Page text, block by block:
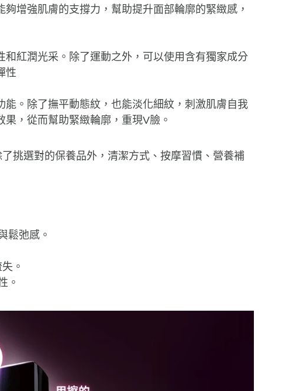
增強肌膚的支撐力，幫助提升面部輪廓的緊緻感，
紅潤光采。除了運動之外，可以使用含有獨家成分
性
。除了撫平動態紋，也能淡化細紋，刺激肌膚自我
，從而幫助緊緻輪廓，重現V臉。
挑選對的保養品外，清潔方式、按摩習慣、營養補
鬆弛感。
。
。